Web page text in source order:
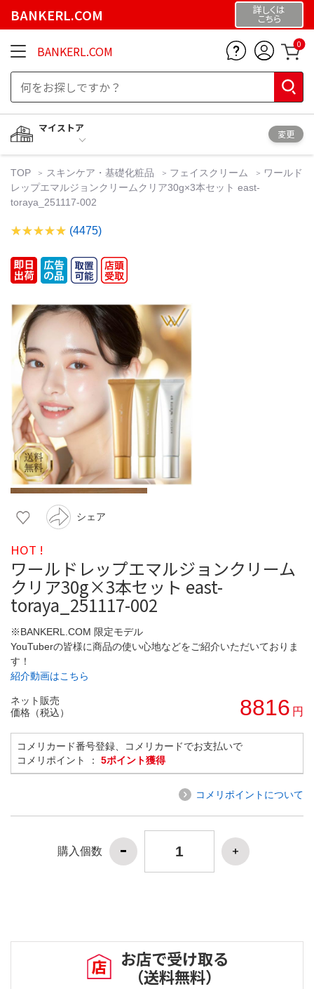
BANKERL.COM 詳しくは
こちら
BANKERL.COM 0
マイストア
変更
TOP スキンケア・基礎化粧品 フェイスクリーム
ワールド
レップエマルジョンクリームクリア30g×3本セット east-
toraya_251117-002
(4475)
シェア
HOT !
ワールドレップエマルジョンクリーム
クリア30g×3本セット east-
toraya_251117-002
※BANKERL.COM 限定モデル
YouTuberの皆様に商品の使い心地などをご紹介いただいておりま
す！
紹介動画はこちら
ネット販売
価格（税込）
8816 円
コメリカード番号登録、コメリカードでお支払いで
コメリポイント ： 5ポイント獲得
コメリポイントについて
購入個数
お店で受け取る
（送料無料）